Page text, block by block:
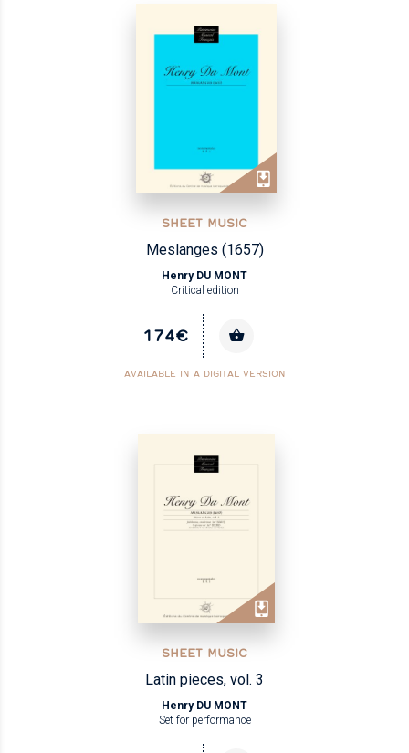
SHEET MUSIC
Meslanges (1657)
Henry DU MONT
Critical edition
174€
AVAILABLE IN A DIGITAL VERSION
SHEET MUSIC
Latin pieces, vol. 3
Henry DU MONT
Set for performance